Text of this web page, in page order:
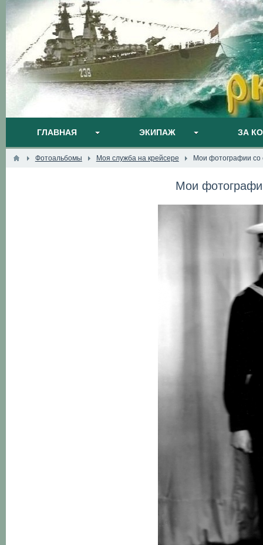
ГЛАВНАЯ ЭКИПАЖ ЗА
Фотоальбомы Моя служба на крейсере Мои фотографии со
Мои